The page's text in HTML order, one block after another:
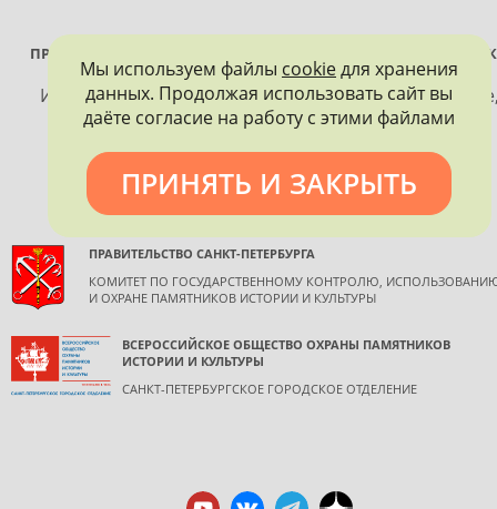
ПРОЕКТ РЕАЛИЗУЕТСЯ ПРИ ПОДДЕРЖКЕ ПРАВИТЕЛЬСТВА
ПЕТЕРБУРГА
Использование материалов, размещенных на
допускается только с согласия правообладателя и
ПРАВИТЕЛЬСТВО САНКТ-ПЕТЕРБУРГА
КОМИТЕТ ПО ГОСУДАРСТВЕННОМУ КОНТРОЛЮ,
И ОХРАНЕ ПАМЯТНИКОВ ИСТОРИИ И КУЛЬТУРЫ
ВСЕРОССИЙСКОЕ ОБЩЕСТВО ОХРАНЫ ПАМЯТНИКОВ
ИСТОРИИ И КУЛЬТУРЫ
САНКТ-ПЕТЕРБУРГСКОЕ ГОРОДСКОЕ ОТДЕЛЕНИЕ
Мы используем файлы cookieдля хранения
данных. Продолжая использовать сайт вы
даёте согласие на работу с этими файлами
ПРИНЯТЬ И ЗАКРЫТЬ